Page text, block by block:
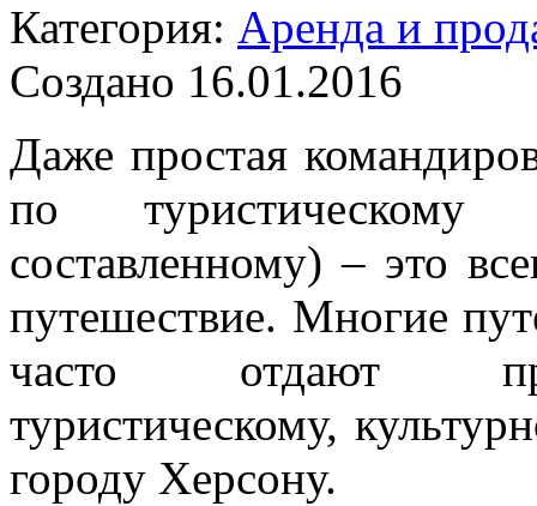
Категория: Аренда и
Создано 16.01.2016
Даже простая
по туристическому
составленному) – это
путешествие. Многие
часто отдают
туристическому,
городу Херсону.